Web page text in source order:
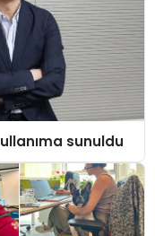
sunuldu